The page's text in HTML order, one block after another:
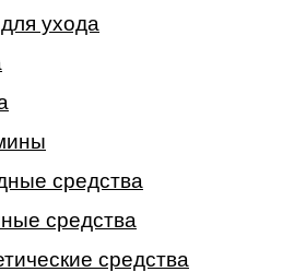
ухода
средства
средства
средства